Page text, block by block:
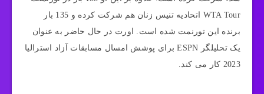
WTA Tour اتحادیه تنیس زنان هم شرکت کرده و 135 بار
برنده این تورنمت شده است. اورت در حال حاضر به عنوان
یک تحلیلگر ESPN برای پوشش امسال مسابقات آزاد استرالیا
2023 کار می کند.